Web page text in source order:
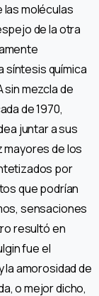
moléculas
de la otra
síntesis química
sin mezcla de
de 1970,
juntar a sus
mayores de los
por
que podrían
sensaciones
resultó en
fue el
la amorosidad de
o mejor dicho,